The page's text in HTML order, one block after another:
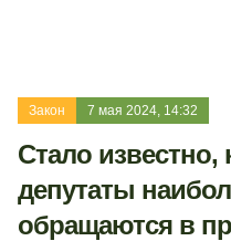
Закон 7 мая 2024, 14:32
Стало известно,
депутаты
обращаются в